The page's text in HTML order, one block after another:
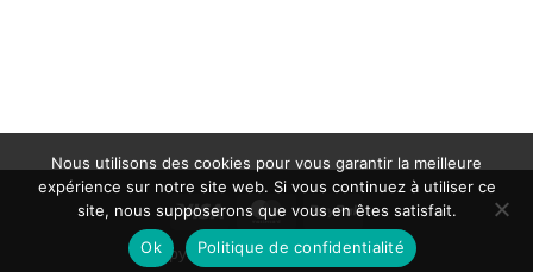
Visa MasterCardPayPal
Copyright 2002 ©Ciné-Images
Nous utilisons des cookies pour vous garantir la meilleure
expérience sur notre site web. Si vous continuez à utiliser ce
site, nous supposerons que vous en êtes satisfait.
Ok
Politique de confidentialité